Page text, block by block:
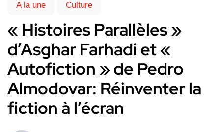
A la une Culture
« Histoires Parallèles »
d’Asghar Farhadi et «
Autofiction » de Pedro
Almodovar: Réinventer la
fiction à l’écran